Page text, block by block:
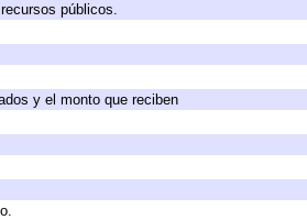
públicos.
y el monto que reciben